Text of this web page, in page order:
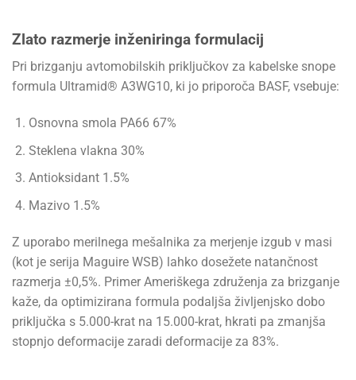
Zlato razmerje inženiringa formulacij
Pri brizganju avtomobilskih priključkov za kabelske snope
formula Ultramid® A3WG10, ki jo priporoča BASF, vsebuje:
Osnovna smola PA66 67%
Steklena vlakna 30%
Antioksidant 1.5%
Mazivo 1.5%
Z uporabo merilnega mešalnika za merjenje izgub v masi
(kot je serija Maguire WSB) lahko dosežete natančnost
razmerja ±0,5%. Primer Ameriškega združenja za brizganje
kaže, da optimizirana formula podaljša življenjsko dobo
priključka s 5.000-krat na 15.000-krat, hkrati pa zmanjša
stopnjo deformacije zaradi deformacije za 83%.